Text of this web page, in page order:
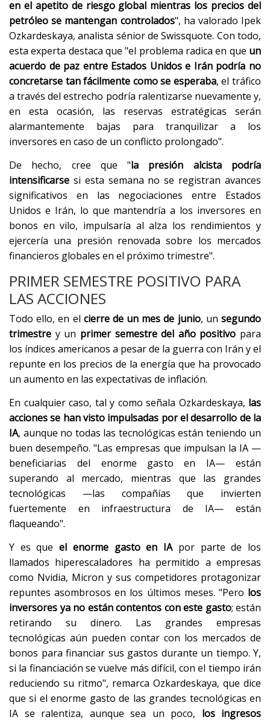
en el apetito de riesgo global mientras los precios del
petróleo se mantengan controlados", ha valorado Ipek
Ozkardeskaya, analista sénior de Swissquote. Con todo,
esta experta destaca que "el problema radica en que un
acuerdo de paz entre Estados Unidos e Irán podría no
concretarse tan fácilmente como se esperaba, el tráfico
a través del estrecho podría ralentizarse nuevamente y,
en esta ocasión, las reservas estratégicas serán
alarmantemente bajas para tranquilizar a los
inversores en caso de un conflicto prolongado".
De hecho, cree que "la presión alcista podría
intensificarse si esta semana no se registran avances
significativos en las negociaciones entre Estados
Unidos e Irán, lo que mantendría a los inversores en
bonos en vilo, impulsaría al alza los rendimientos y
ejercería una presión renovada sobre los mercados
financieros globales en el próximo trimestre".
PRIMER SEMESTRE POSITIVO PARA
LAS ACCIONES
Todo ello, en el cierre de un mes de junio, unsegundo
trimestre y un primer semestre del año positivo para
los índices americanos a pesar de la guerra con Irán y el
repunte en los precios de la energía que ha provocado
un aumento en las expectativas de inflación.
En cualquier caso, tal y como señala Ozkardeskaya, las
acciones se han visto impulsadas por el desarrollo de la
IA, aunque no todas las tecnológicas están teniendo un
buen desempeño. "Las empresas que impulsan la IA —
beneficiarias del enorme gasto en IA— están
superando al mercado, mientras que las grandes
tecnológicas —las compañías que invierten
fuertemente en infraestructura de IA— están
flaqueando".
Y es queel enorme gasto en IApor parte de los
llamados hiperescaladores ha permitido a empresas
como Nvidia, Micron y sus competidores protagonizar
repuntes asombrosos en los últimos meses. "Pero los
inversores ya no están contentos con este gasto; están
retirando su dinero. Las grandes empresas
tecnológicas aún pueden contar con los mercados de
bonos para financiar sus gastos durante un tiempo. Y,
si la financiación se vuelve más difícil, con el tiempo irán
reduciendo su ritmo", remarca Ozkardeskaya, que dice
que si el enorme gasto de las grandes tecnológicas en
IA se ralentiza, aunque sea un poco, los ingresos